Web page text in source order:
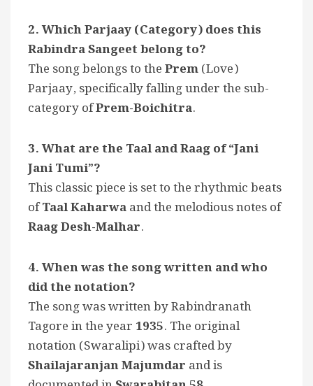
2. Which Parjaay (Category) does this
Rabindra Sangeet belong to?
The song belongs to thePrem(Love)
Parjaay, specifically falling under the sub-
category ofPrem-Boichitra.
3. What are the Taal and Raag of “Jani
Jani Tumi”?
This classic piece is set to the rhythmic beats
ofTaal Kaharwaand the melodious notes of
Raag Desh-Malhar.
4. When was the song written and who
did the notation?
The song was written by Rabindranath
Tagore in the year 1935. The original
notation (Swaralipi) was crafted by
Shailajaranjan Majumdar and is